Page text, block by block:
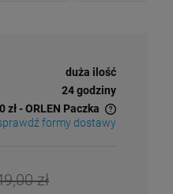
duża ilość
24 godziny
zł- ORLEN Paczka
kosztów płatności
formy dostawy
zł